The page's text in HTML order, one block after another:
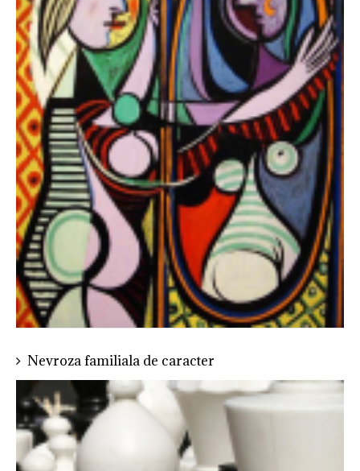
să se irite reciproc. În
anumite situații tot acest
proces are loc între două
persoane din familie, pe
când ceilalți participă ca
și spectatori, de pe
margine.
Nevroza familiala de caracter